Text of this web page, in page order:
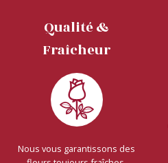
Qualité &
Fraîcheur
Nous vous garantissons des